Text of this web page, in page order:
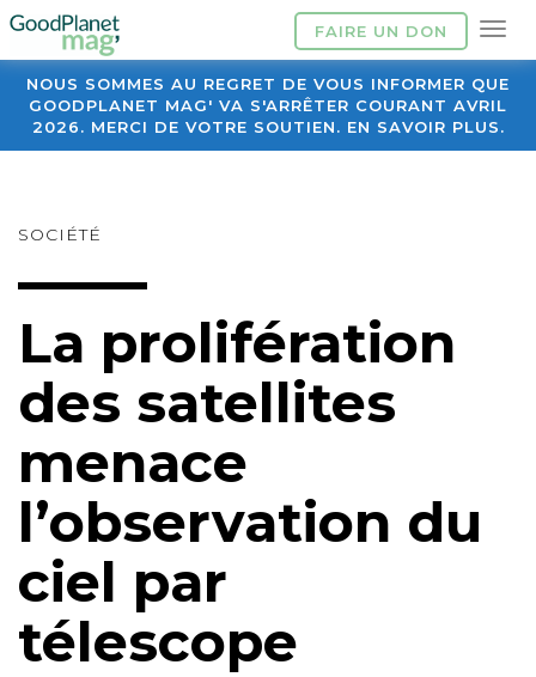
FAIRE UN DON
NOUS SOMMES AU REGRET DE VOUS INFORMER QUE
GOODPLANET MAG' VA S'ARRÊTER COURANT AVRIL
2026. MERCI DE VOTRE SOUTIEN. EN SAVOIR PLUS.
SOCIÉTÉ
La prolifération
des satellites
menace
l’observation du
ciel par
télescope